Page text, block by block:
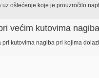
uz oštećenje koje je prouzročilo
većim kutovima nagiba
pri kutovima nagiba pri kojima